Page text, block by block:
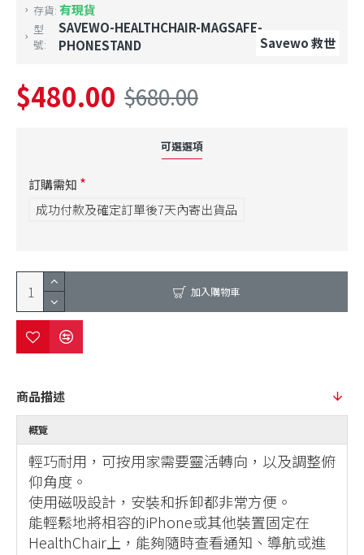
存貨: 有現貨
型
號:
SAVEWO-HEALTHCHAIR-MAGSAFE-
PHONESTAND
Savewo 救世
$480.00 $680.00
可選選項
訂購需知
成功付款及確定訂單後7天內寄出貨品
加入購物車
商品描述
概覽
輕巧耐用，可按用家需要靈活轉向，以及調整俯
仰角度。
使用磁吸設計，安裝和拆卸都非常方便。
能輕鬆地將相容的iPhone或其他裝置固定在
HealthChair上，能夠隨時查看通知、導航或進